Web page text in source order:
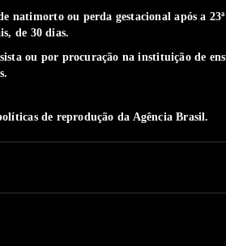
natimorto ou perda gestacional após a
de 30 dias.
ou por procuração na instituição de
de reprodução da Agência Brasil.